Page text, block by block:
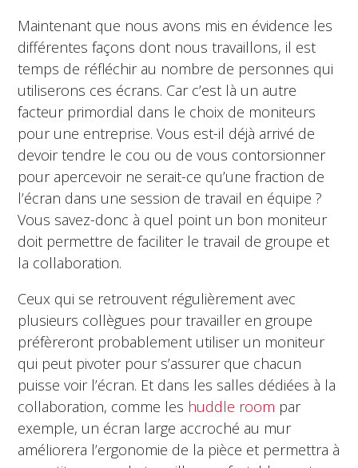
Maintenant que nous avons mis en évidence les
différentes façons dont nous travaillons, il est
temps de réfléchir au nombre de personnes qui
utiliserons ces écrans. Car c’est là un autre
facteur primordial dans le choix de moniteurs
pour une entreprise. Vous est-il déjà arrivé de
devoir tendre le cou ou de vous contorsionner
pour apercevoir ne serait-ce qu’une fraction de
l’écran dans une session de travail en équipe ?
Vous savez-donc à quel point un bon moniteur
doit permettre de faciliter le travail de groupe et
la collaboration.
Ceux qui se retrouvent régulièrement avec
plusieurs collègues pour travailler en groupe
préfèreront probablement utiliser un moniteur
qui peut pivoter pour s’assurer que chacun
puisse voir l’écran. Et dans les salles dédiées à la
collaboration, comme les huddle room par
exemple, un écran large accroché au mur
améliorera l’ergonomie de la pièce et permettra à